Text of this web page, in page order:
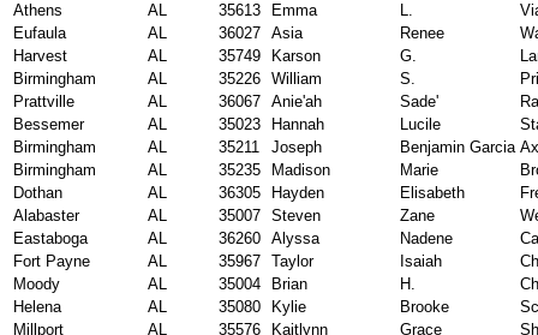
Athens
AL 35613 Emma L.
Eufaula
AL 36027 Asia Renee
Harvest
AL 35749 Karson G.
Birmingham
AL 35226 William S.
Prattville
AL 36067 Anie'ah Sade'
Bessemer
AL 35023 Hannah Lucile
Birmingham
AL 35211 Joseph Benjamin Garcia
Birmingham
AL 35235 Madison Marie
Dothan
AL 36305 Hayden Elisabeth
Alabaster
AL 35007 Steven Zane
Eastaboga
AL 36260 Alyssa Nadene
Fort Payne
AL 35967 Taylor Isaiah
Moody
AL 35004 Brian H.
Helena
AL 35080 Kylie Brooke
Millport
AL 35576 Kaitlynn Grace